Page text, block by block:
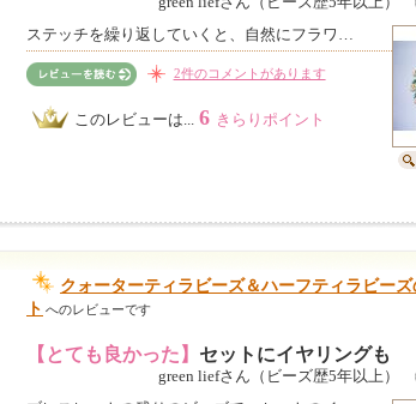
ステッチを繰り返していくと、自然にフラワ…
2件のコメントがあります
このレビューは... 6 きらりポイント
クォーターティラビーズ＆ハーフティラビー
ト へのレビューです
【とても良かった】 セットにイヤリングも
green liefさん（ビーズ歴5年以上）